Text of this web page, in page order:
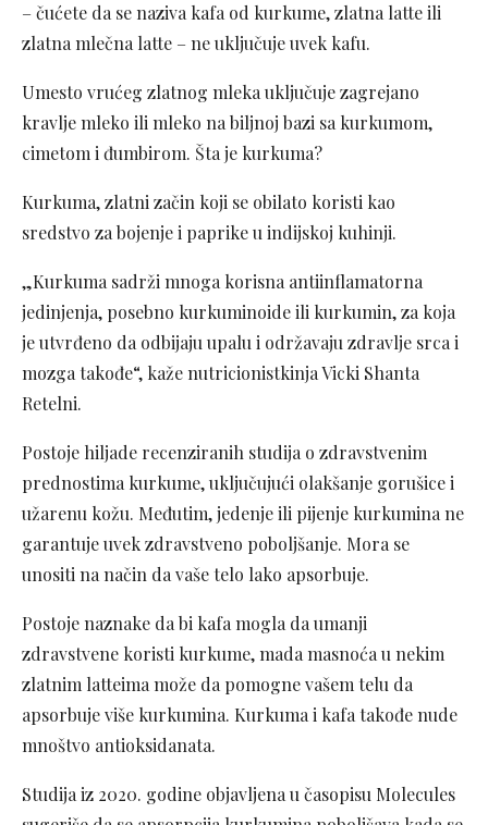
– čućete da se naziva kafa od kurkume, zlatna latte ili
zlatna mlečna latte – ne uključuje uvek kafu.
Umesto vrućeg zlatnog mleka uključuje zagrejano
kravlje mleko ili mleko na biljnoj bazi sa kurkumom,
cimetom i đumbirom. Šta je kurkuma?
Kurkuma, zlatni začin koji se obilato koristi kao
sredstvo za bojenje i paprike u indijskoj kuhinji.
„Kurkuma sadrži mnoga korisna antiinflamatorna
jedinjenja, posebno kurkuminoide ili kurkumin, za koja
je utvrđeno da odbijaju upalu i održavaju zdravlje srca i
mozga takođe“, kaže nutricionistkinja Vicki Shanta
Retelni.
Postoje hiljade recenziranih studija o zdravstvenim
prednostima kurkume, uključujući olakšanje gorušice i
užarenu kožu. Međutim, jedenje ili pijenje kurkumina ne
garantuje uvek zdravstveno poboljšanje. Mora se
unositi na način da vaše telo lako apsorbuje.
Postoje naznake da bi kafa mogla da umanji
zdravstvene koristi kurkume, mada masnoća u nekim
zlatnim latteima može da pomogne vašem telu da
apsorbuje više kurkumina. Kurkuma i kafa takođe nude
mnoštvo antioksidanata.
Studija iz 2020. godine objavljena u časopisu Molecules